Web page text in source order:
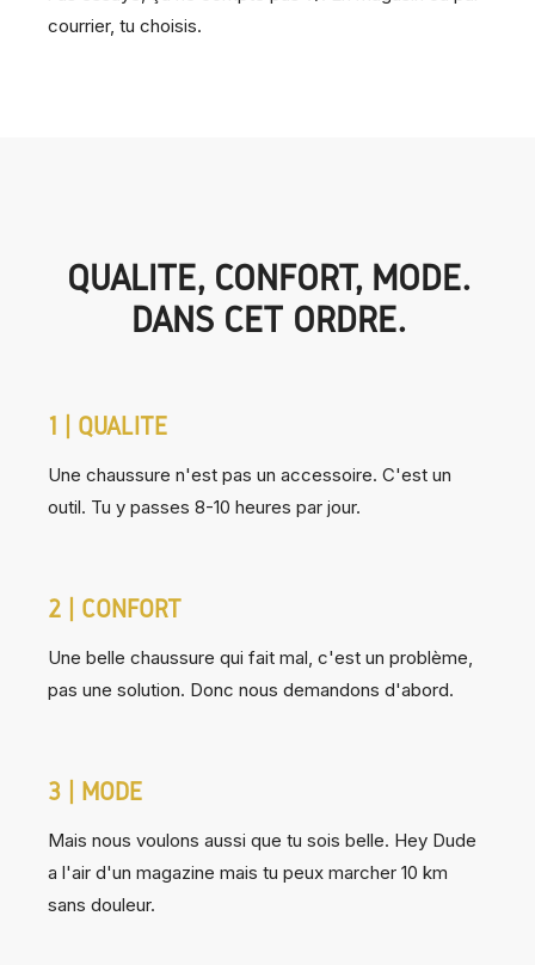
courrier, tu choisis.
QUALITÉ, CONFORT, MODE.
DANS CET ORDRE.
1 | QUALITÉ
Une chaussure n'est pas un accessoire. C'est un
outil. Tu y passes 8-10 heures par jour.
2 | CONFORT
Une belle chaussure qui fait mal, c'est un problème,
pas une solution. Donc nous demandons d'abord.
3 | MODE
Mais nous voulons aussi que tu sois belle. Hey Dude
a l'air d'un magazine mais tu peux marcher 10 km
sans douleur.